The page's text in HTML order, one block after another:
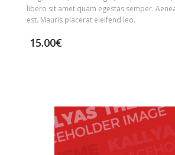
libero sit amet quam egestas semper.
est. Mauris placerat eleifend leo.
15.00€